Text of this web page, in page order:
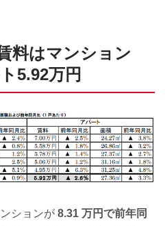
料はマンション
5.92万円
ションが 8.31 万円で前年同